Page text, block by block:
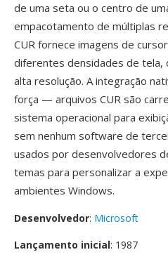
de uma seta ou o centro de
empacotamento de múltiplas
CUR fornece imagens de
diferentes densidades de tela,
alta resolução. A integração
força — arquivos CUR são
sistema operacional para
sem nenhum software de
usados por desenvolvedores
temas para personalizar a
ambientes Windows.
Desenvolvedor: Microsoft
Lançamento inicial: 1987